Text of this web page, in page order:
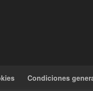
Condiciones